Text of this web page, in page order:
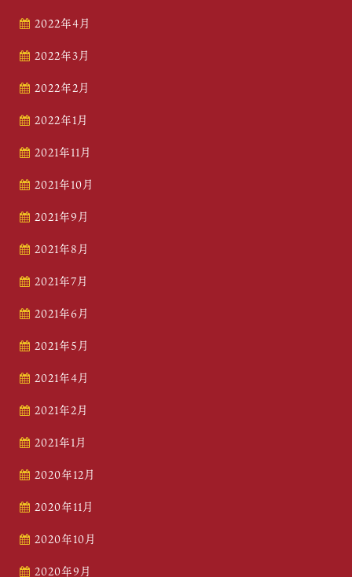
2022年4月
2022年3月
2022年2月
2022年1月
2021年11月
2021年10月
2021年9月
2021年8月
2021年7月
2021年6月
2021年5月
2021年4月
2021年2月
2021年1月
2020年12月
2020年11月
2020年10月
2020年9月